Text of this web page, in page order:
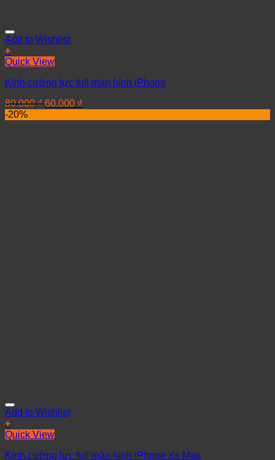
Add to Wishlist
+
Quick View
Kính cường lực full màn hình iPhone
80.000₫ 60.000 ₫
-20%
Add to Wishlist
+
Quick View
Kính cường lực full màn hình iPhone Xs Max